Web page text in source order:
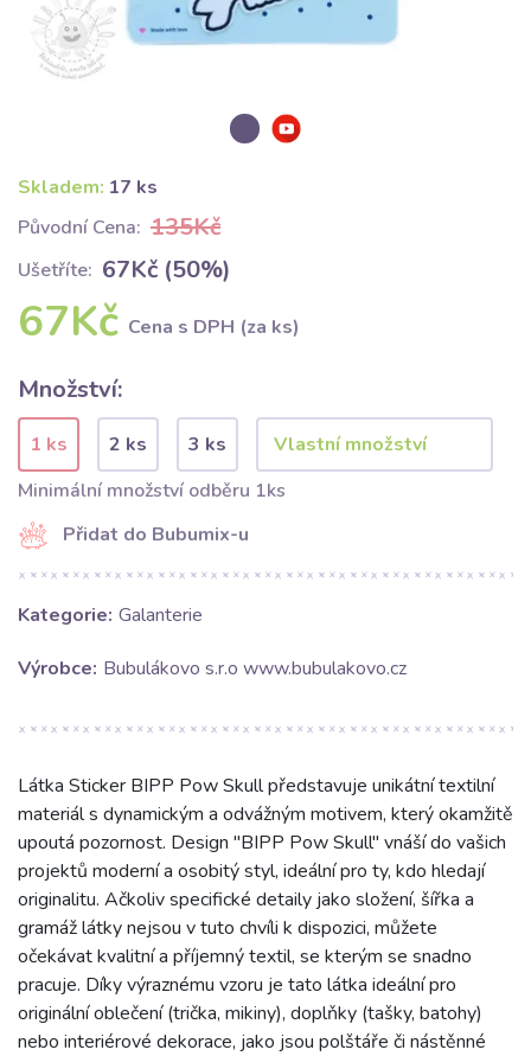
Skladem: 17 ks
Původní Cena: 135Kč
Ušetříte: 67Kč (50%)
67Kč Cena s DPH (za ks)
Množství:
1 ks 2 ks
3 ks
Minimální množství odběru 1ks
Přidat do Bubumix-u
Kategorie: Galanterie
Výrobce: Bubulákovo s.r.o www.bubulakovo.cz
Látka Sticker BIPP Pow Skull představuje unikátní textilní
materiál s dynamickým a odvážným motivem, který okamžitě
upoutá pozornost. Design "BIPP Pow Skull" vnáší do vašich
projektů moderní a osobitý styl, ideální pro ty, kdo hledají
originalitu. Ačkoliv specifické detaily jako složení, šířka a
gramáž látky nejsou v tuto chvíli k dispozici, můžete
očekávat kvalitní a příjemný textil, se kterým se snadno
pracuje. Díky výraznému vzoru je tato látka ideální pro
originální oblečení (trička, mikiny), doplňky (tašky, batohy)
nebo interiérové dekorace, jako jsou polštáře či nástěnné